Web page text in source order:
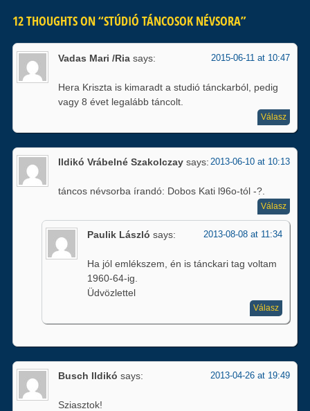
12 THOUGHTS ON “STÚDIÓ TÁNCOSOK NÉVSORA”
Vadas Mari /Ria says: 2015-06-11 at 10:47
Hera Kriszta is kimaradt a studió tánckarból, pedig
vagy 8 évet legalább táncolt.
Válasz
Ildikó Vrábelné Szakolczay says: 2013-06-10 at 10:13
táncos névsorba írandó: Dobos Kati l96o-tól -?.
Válasz
Paulik László says: 2013-08-08 at 11:34
Ha jól emlékszem, én is tánckari tag voltam
1960-64-ig.
Üdvözlettel
Válasz
Busch Ildikó says: 2013-04-26 at 19:49
Sziasztok!